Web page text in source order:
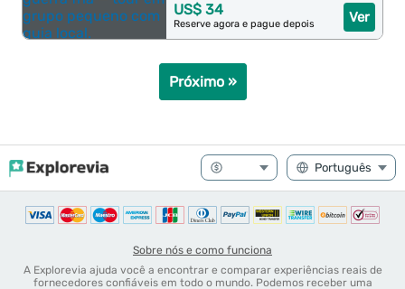
Ver
US$ 34
Reserve agora e pague depois
Próximo »
Sobre nós e como funciona
A Explorevia ajuda você a encontrar e comparar experiências reais de
fornecedores confiáveis em todo o mundo. Podemos receber uma